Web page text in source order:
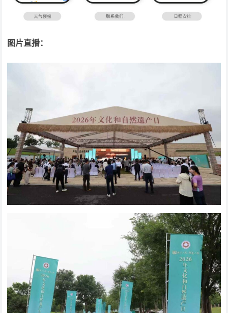
图片直播：